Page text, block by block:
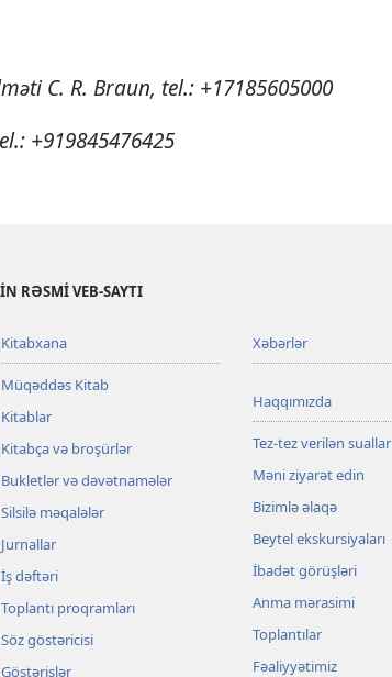
C. R. Braun, tel.: +17185605000
+919845476425
RƏSMİ VEB-SAYTI
Kitabxana
Müqəddəs Kitab
Kitablar
Kitabça və broşürlər
Bukletlər və dəvətnamələr
Silsilə məqalələr
Jurnallar
İş dəftəri
Toplantı proqramları
Söz göstəricisi
Göstərişlər
Xəbərlər
Haqqımızda
Tez-tez verilən suallar
Məni ziyarət edin
Bizimlə əlaqə
Beytel ekskursiyaları
İbadət görüşləri
Anma mərasimi
Toplantılar
Fəaliyyətimiz